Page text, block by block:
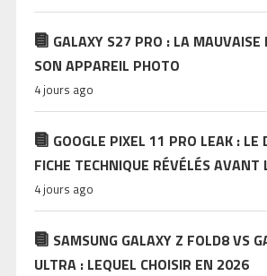
GALAXY S27 PRO : LA MAUVAISE
SON APPAREIL PHOTO
4 jours ago
GOOGLE PIXEL 11 PRO LEAK : LE
FICHE TECHNIQUE RÉVÉLÉS AVANT
4 jours ago
SAMSUNG GALAXY Z FOLD8 VS
ULTRA : LEQUEL CHOISIR EN 2026